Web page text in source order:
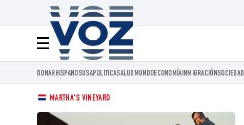
Menú
Voz.us
DONARHISPANOSUSAPOLITICASALUD MUNDOECONOMÍAINMIGRACIÓNSOCIEDAD
MARTHA'S VINEYARD